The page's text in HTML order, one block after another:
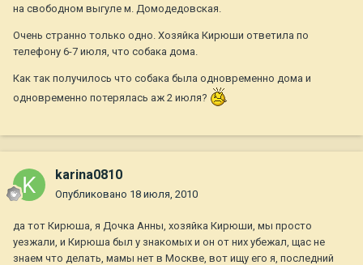
на свободном выгуле м. Домодедовская.
Очень странно только одно. Хозяйка Кирюши ответила по
телефону 6-7 июля, что собака дома.
Как так получилось что собака была одновременно дома и
одновременно потерялась аж 2 июля?
karina0810
Опубликовано 18 июля, 2010
да тот Кирюша, я Дочка Анны, хозяйка Кирюши, мы просто
уезжали, и Кирюша был у знакомых и он от них убежал, щас не
знаем что делать, мамы нет в Москве, вот ищу его я, последний